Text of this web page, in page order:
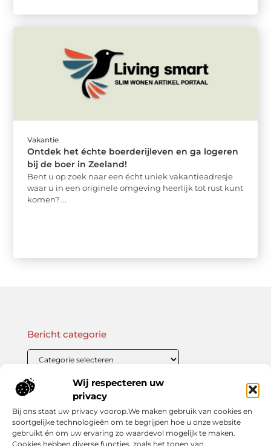
Wij respecteren uw
privacy
Bij ons staat uw privacy voorop.We maken gebruik van cookies en
soortgelijke technologieën om te begrijpen hoe u onze website
gebruikt én om uw ervaring zo waardevol mogelijk te maken.
Cookies hebben diverse functies, zoals het tonen van
Vakantie
Ontdek het échte boerderijleven en ga logeren
bij de boer in Zeeland!
Bent u op zoek naar een écht uniek vakantieadresje
waar u in een originele omgeving heerlijk tot rust kunt
komen? ...
Onze informatie
Bericht categorie